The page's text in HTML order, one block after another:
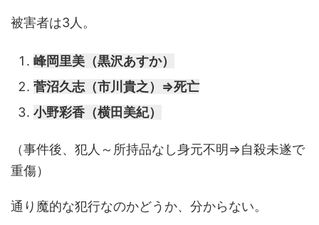
被害者は3人。
峰岡里美（黒沢あすか）
菅沼久志（市川貴之）⇒死亡
小野彩香（横田美紀）
（事件後、犯人～所持品なし身元不明⇒自殺未遂で
重傷）
通り魔的な犯行なのかどうか、分からない。